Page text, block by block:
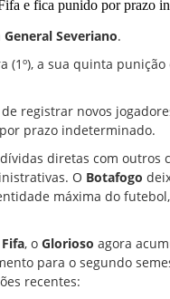
General Severiano.
(1º), a sua quinta punição
registrar novos
prazo indeterminado.
diretas com outros
O Botafogo
máxima do
Fifa, o Glorioso agora
para o segundo
recentes: